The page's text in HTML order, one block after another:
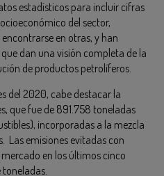
estadísticos para incluir cifras
del sector,
en otras, y han
dan una visión completa de la
de productos petrolíferos.
del 2020, cabe destacar la
que fue de 891.758 toneladas
incorporadas a la mezcla
Las emisiones evitadas con
en los últimos cinco